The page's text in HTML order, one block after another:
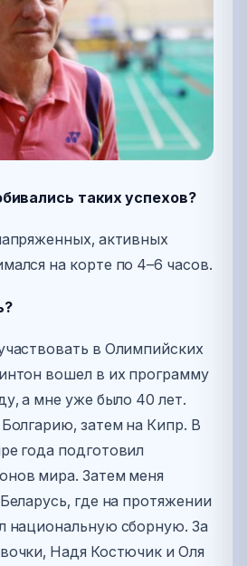
таких успехов?
активных
на корте по 4–6 часов.
в Олимпийских
вошел в их программу
а мне уже было 40 лет.
затем на Кипр. В
года подготовил
мира. Затем меня
где на протяжении
национальную сборную. За
Надя Костючик и Оля